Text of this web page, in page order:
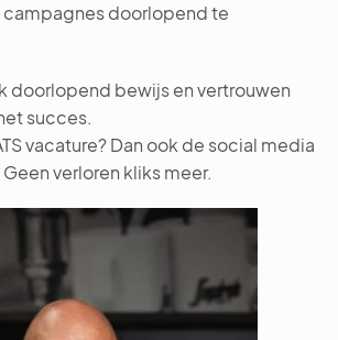
doorlopend te
doorlopend bewijs en vertrouwen
succes.
vacature? Dan ook de social media
verloren kliks meer.